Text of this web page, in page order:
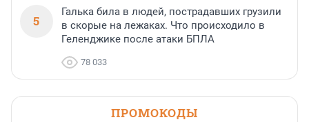
5
Галька била в людей, пострадавших грузили
в скорые на лежаках. Что происходило в
Геленджике после атаки БПЛА
78 033
ПРОМОКОДЫ